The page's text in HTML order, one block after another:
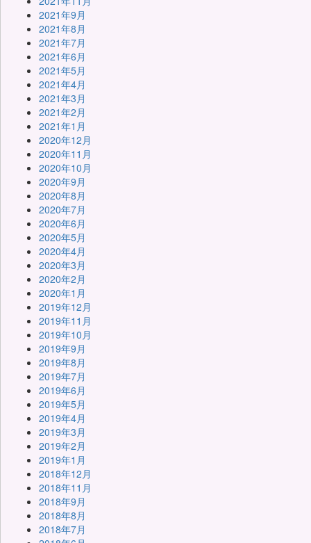
2021年9月
2021年8月
2021年7月
2021年6月
2021年5月
2021年4月
2021年3月
2021年2月
2021年1月
2020年12月
2020年11月
2020年10月
2020年9月
2020年8月
2020年7月
2020年6月
2020年5月
2020年4月
2020年3月
2020年2月
2020年1月
2019年12月
2019年11月
2019年10月
2019年9月
2019年8月
2019年7月
2019年6月
2019年5月
2019年4月
2019年3月
2019年2月
2019年1月
2018年12月
2018年11月
2018年9月
2018年8月
2018年7月